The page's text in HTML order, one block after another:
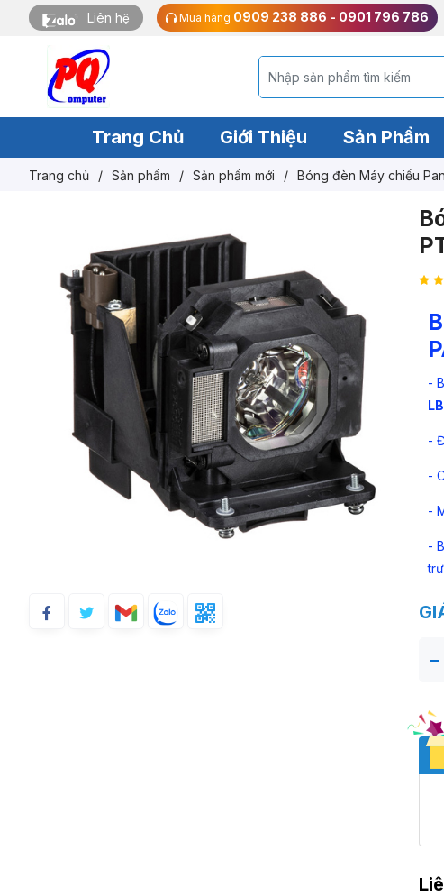
Liên hệ Mua hàng 0909 238 886 - 0901 796 786
Trang Chủ Giới Thiệu Sản Phẩm
Trang chủ / Sản phẩm / Sản phẩm mới / Bóng đèn Máy chiếu
-
-
-
-
-